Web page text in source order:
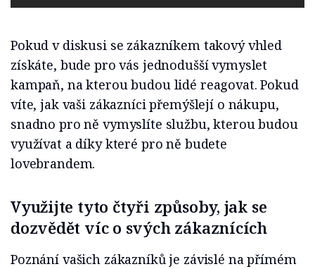
Pokud v diskusi se zákazníkem takový vhled
získáte, bude pro vás jednodušší vymyslet
kampaň, na kterou budou lidé reagovat. Pokud
víte, jak vaši zákazníci přemýšlejí o nákupu,
snadno pro ně vymyslíte službu, kterou budou
využívat a díky které pro ně budete
lovebrandem.
Využijte tyto čtyři způsoby, jak se
dozvědět víc o svých zákaznících
Poznání vašich zákazníků je závislé na přímém